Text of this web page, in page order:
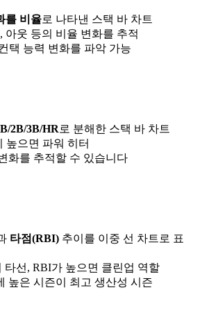
를 비율로 나타낸 스택 바 차트
아웃 등의 비율 변화를 추적
택 능력 변화를 파악 가능
2B/3B/HR로 분해한 스택 바 차트
높으면 파워 히터
화를 추적할 수 있습니다
타점(RBI) 추이를 이중 선 차트로 표
타선, RBI가 높으면 클린업 역할
높은 시즌이 최고 생산성 시즌